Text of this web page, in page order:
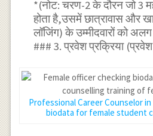
*(नोट: चरण-2 के दौरन जो 3
होता है,उसमें छात्रावास और
लॉजिंग) के उम्मीदवारों को
### 3. प्रवेश प्रक्रिया
Professional Career Counselor
biodata for female student